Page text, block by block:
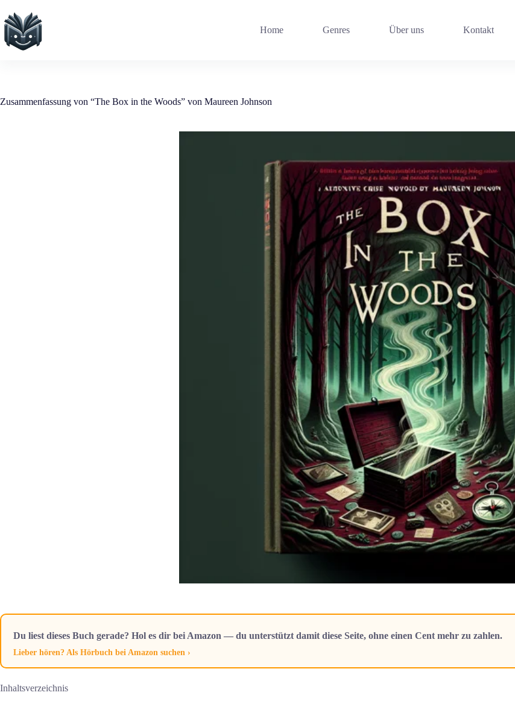
Inhalt
springen
Home Genres Über uns Kontakt
Zusammenfassung von “The Box in the Woods” von Maureen Johnson
Du liest dieses Buch gerade? Hol es dir bei Amazon — du unterstützt damit diese Seite, ohne einen Cent mehr zu zahlen.
Lieber hören? Als Hörbuch bei Amazon suchen ›
Inhaltsverzeichnis